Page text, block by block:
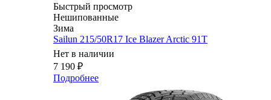
Быстрый просмотр
Нешипованные
Зима
Sailun 215/50R17 Ice Blazer Arctic 91T
Нет в наличии
7 190 ₽
Подробнее